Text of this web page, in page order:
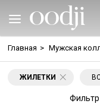
Главная > Мужская
ЖИЛЕТКИ
Фильтр